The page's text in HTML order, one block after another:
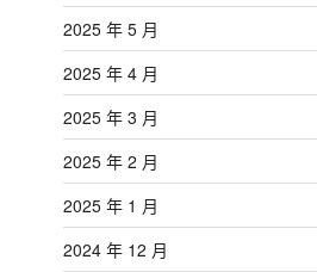
2025 年 5 月
2025 年 4 月
2025 年 3 月
2025 年 2 月
2025 年 1 月
2024 年 12 月